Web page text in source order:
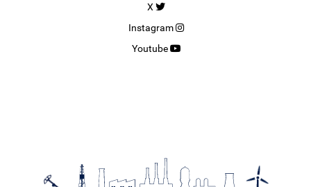
X
Instagram
Youtube